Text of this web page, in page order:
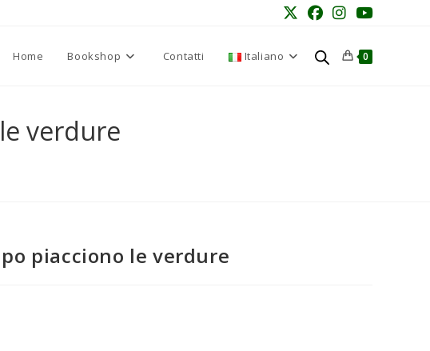
Home Bookshop Contatti Italiano 0
verdure
piacciono le verdure